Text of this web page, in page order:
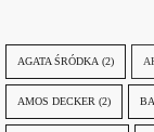
AGATA ŚRÓDKA (2)
AMOS DECKER (2)